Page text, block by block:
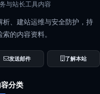
与站长工具内容
、建站运维与安全防护，持
的内容资料。
发送邮件 了解本站
分类